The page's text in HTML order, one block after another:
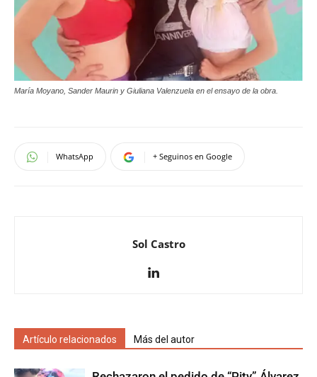
María Moyano, Sander Maurin y Giuliana Valenzuela en el ensayo de la obra.
WhatsApp + Seguinos en Google
Sol Castro
Artículo relacionados Más del autor